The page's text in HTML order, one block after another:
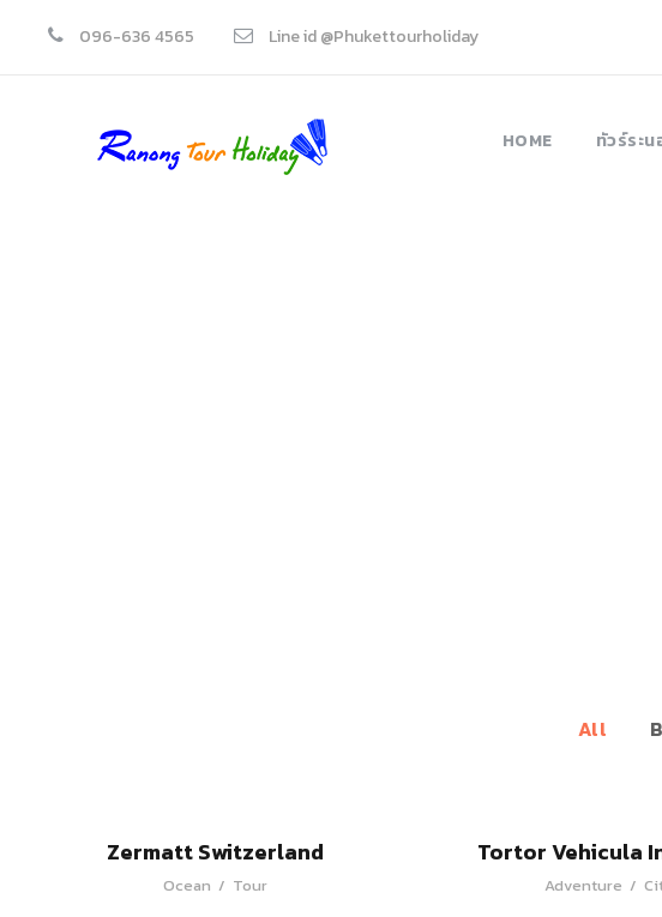
096-636 4565 Line id @Phukettourholiday
HOME ทัวร์ระน
All
Zermatt Switzerland
Ocean / Tour
Tortor Vehicula
Adventure /